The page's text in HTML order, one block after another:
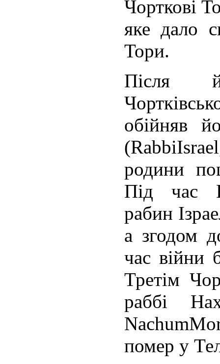
Чорткові
яке дало
Тори.
Після
обійняв
родини
Під час
рабин
а згодом
час війни
Третім
раббі
помер у